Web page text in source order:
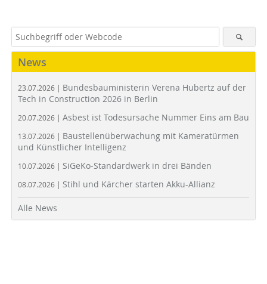
News
23.07.2026 | Bundesbauministerin Verena Hubertz auf der
Tech in Construction 2026 in Berlin
20.07.2026 | Asbest ist Todesursache Nummer Eins am Bau
13.07.2026 | Baustellenüberwachung mit Kameratürmen
und Künstlicher Intelligenz
10.07.2026 | SiGeKo-Standardwerk in drei Bänden
08.07.2026 | Stihl und Kärcher starten Akku-Allianz
Alle News